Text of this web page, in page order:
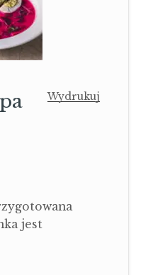
Wydrukuj
jest